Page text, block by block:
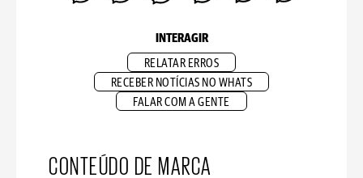
INTERAGIR
RELATAR ERROS
RECEBER NOTÍCIAS NO WHATS
FALAR COM A GENTE
CONTEÚDO DE MARCA